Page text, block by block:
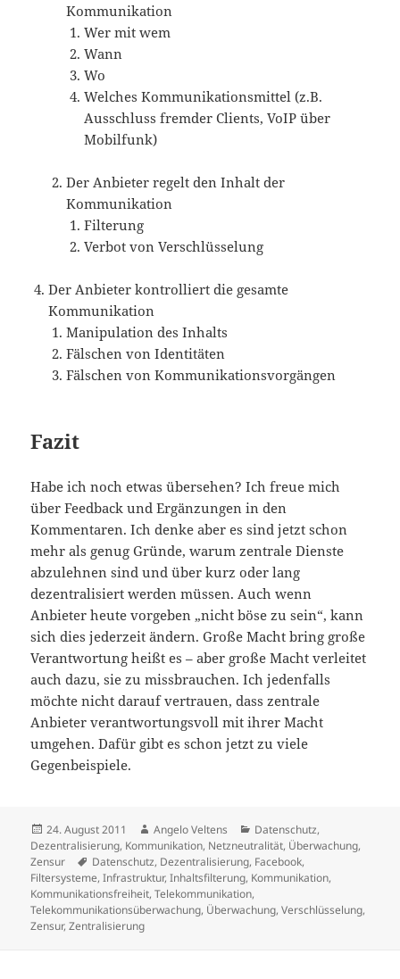
Kommunikation
Wer mit wem
Wann
Wo
Welches Kommunikationsmittel (z.B.
Ausschluss fremder Clients, VoIP über
Mobilfunk)
Der Anbieter regelt den Inhalt der
Kommunikation
Filterung
Verbot von Verschlüsselung
Der Anbieter kontrolliert die gesamte
Kommunikation
Manipulation des Inhalts
Fälschen von Identitäten
Fälschen von Kommunikationsvorgängen
Fazit
Habe ich noch etwas übersehen? Ich freue mich
über Feedback und Ergänzungen in den
Kommentaren. Ich denke aber es sind jetzt schon
mehr als genug Gründe, warum zentrale Dienste
abzulehnen sind und über kurz oder lang
dezentralisiert werden müssen. Auch wenn
Anbieter heute vorgeben „nicht böse zu sein“, kann
sich dies jederzeit ändern. Große Macht bring große
Verantwortung heißt es – aber große Macht verleitet
auch dazu, sie zu missbrauchen. Ich jedenfalls
möchte nicht darauf vertrauen, dass zentrale
Anbieter verantwortungsvoll mit ihrer Macht
umgehen. Dafür gibt es schon jetzt zu viele
Gegenbeispiele.
Veröffentlicht
am
24. August 2011 Autor
Angelo Veltens Kategorien
Datenschutz,
Dezentralisierung, Kommunikation, Netzneutralität, Überwachung,
Zensur
Schlagwörter
Datenschutz, Dezentralisierung, Facebook,
Filtersysteme,Infrastruktur,Inhaltsfilterung, Kommunikation,
Kommunikationsfreiheit,Telekommunikation,
Telekommunikationsüberwachung, Überwachung,Verschlüsselung,
Zensur,Zentralisierung